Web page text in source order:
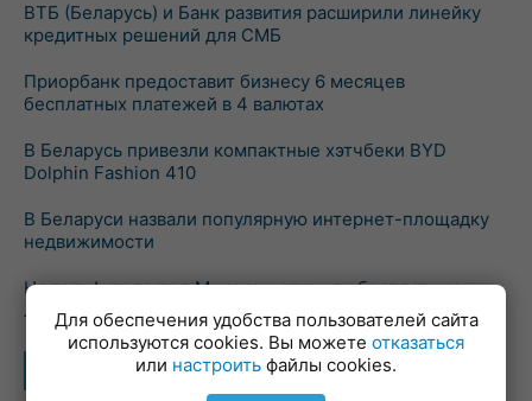
ВТБ (Беларусь) и Банк развития расширили линейку
кредитных решений для СМБ
Приорбанк предоставит бизнесу 6 месяцев
бесплатных платежей в 4 валютах
В Беларусь привезли компактные хэтчбеки BYD
Dolphin Fashion 410
В Беларуси назвали популярную интернет-площадку
недвижимости
На гольф-поле под Минском открыли бесплатную
лыжную трассу
Лучшие предложения
Для обеспечения удобства пользователей сайта
используются cookies. Вы можете отказаться
или настроить файлы cookies.